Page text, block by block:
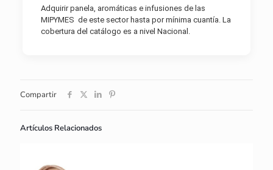
Adquirir panela, aromáticas e infusiones de las
MIPYMES de este sector hasta por mínima cuantía. La
cobertura del catálogo es a nivel Nacional.
Compartir
Artículos Relacionados